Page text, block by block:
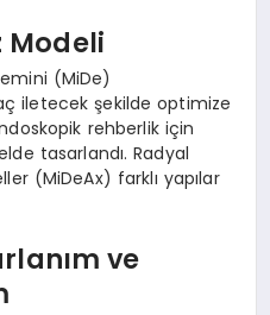
Modeli
(MiDe)
iletecek şekilde optimize
rehberlik için
tasarlandı. Radyal
(MiDeAx) farklı yapılar
ve